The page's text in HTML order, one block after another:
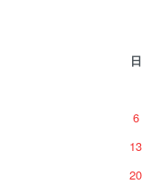
日
6
13
20